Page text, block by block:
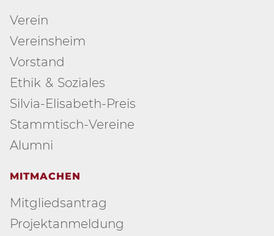
Verein
Vereinsheim
Vorstand
Ethik & Soziales
Silvia-Elisabeth-Preis
Stammtisch-Vereine
Alumni
MITMACHEN
Mitgliedsantrag
Projektanmeldung